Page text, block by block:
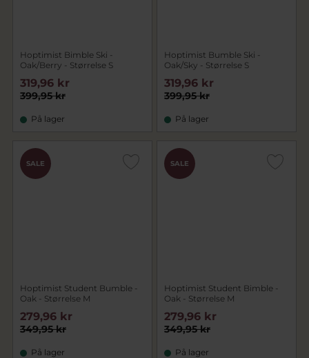
Hoptimist Bimble Ski -
Oak/Berry - Størrelse S
399,95 kr
319,96 kr
På lager
Hoptimist Bumble Ski -
Oak/Sky - Størrelse S
399,95 kr
319,96 kr
På lager
SALE
Hoptimist Student Bumble -
Oak - Størrelse M
349,95 kr
279,96 kr
På lager
SALE
Hoptimist Student Bimble -
Oak - Størrelse M
349,95 kr
279,96 kr
På lager